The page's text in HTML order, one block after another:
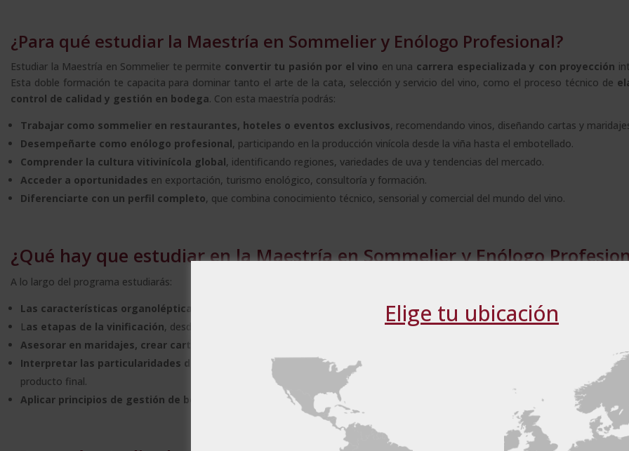
¿Para qué estudiar la Maestría en Sommelier y Enólogo Profesional?
Estudiar la Maestría en Sommelier te permite convertir tu pasión por el vino en una carrera especializada y con proyección
Esta doble formación te capacita para dominar tanto el arte de la cata, selección y servicio del vino, como el proceso técnico de
control de calidad y gestión en bodega. Con esta maestría podrás:
Trabajar como sommelier en restaurantes, hoteles o eventos exclusivos, recomendando vinos, diseñando cartas y
Desempeñarte como enólogo profesional, participando en la producción vinícola desde la viña hasta el embotellado.
Comprender la cultura vitivinícola global, identificando regiones, variedades de uva y tendencias del mercado.
Acceder a oportunidades en exportación, turismo enológico, consultoría y formación.
Diferenciarte con un perfil completo, que combina conocimiento técnico, sensorial y comercial del mundo del vino.
¿Qué hay que estudiar en la Maestría en Sommelier y Enólogo
A lo largo del programa estudiarás:
Las características organolépticas del vino
, como aroma, sabor, cuerpo y textura.
Las etapas de la vinificación, desde la vendimia hasta el embotellado, pasando por la fermentación y crianza.
Asesorar en maridajes, crear cartas de vino y ofrecer un servicio de alta calidad
Interpretar las particularidades de las regiones vitivinícolas, las variedades de uva, los tipos de suelo y clima, y cómo influyen
producto final.
Aplicar principios de gestión de bodegas y conservación del vino
, además de conocer las normativas y certificaciones del
Elige tu ubicación
Este sitio web utiliza cookies
Este sitio web usa cookies para mejorar la experiencia del usuario. Al utilizar
usted acepta todas las cookies de acuerdo con nuestra Política de cookies.
Más
MOSTRAR TODOS LOS SOCIOS